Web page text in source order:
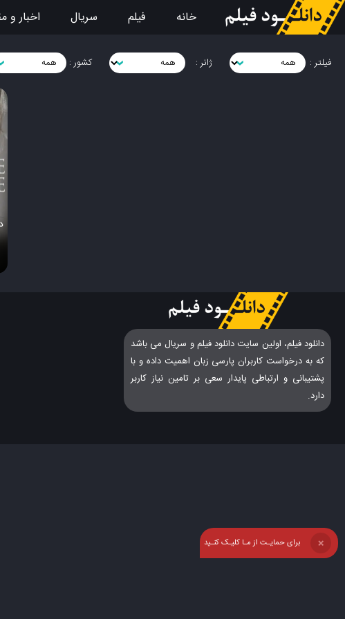
خانه فیلم سریال اخبار و
فیلتر : ژانر : کشور :
دانلود فیلم، اولین سایت دانلود فیلم و سریال می باشد
که به درخواست کاربران پارسی زبان اهمیت داده و با
پشتیبانی و ارتباطی پایدار سعی بر تامین نیاز کاربر
دارد.
برای حمایـت از مـا کلیـک کنـید ❌